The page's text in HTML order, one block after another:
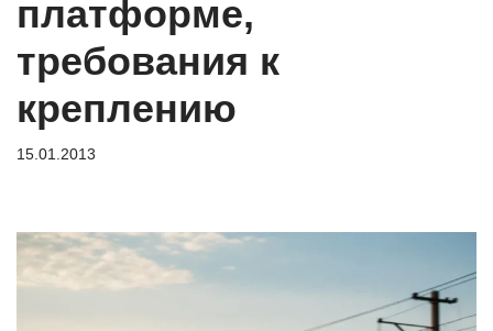
платформе,
требования к
креплению
15.01.2013